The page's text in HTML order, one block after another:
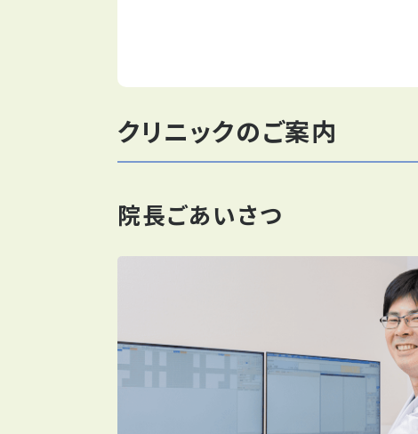
クリニックのご案内
院長ごあいさつ